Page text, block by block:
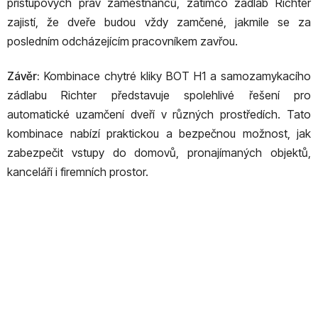
zajistí, že dveře budou vždy zamčené, jakmile se za
posledním odcházejícím pracovníkem zavřou.
Závěr: Kombinace chytré kliky BOT H1 a samozamykacího
zádlabu Richter představuje spolehlivé řešení pro
automatické uzamčení dveří v různých prostředích. Tato
kombinace nabízí praktickou a bezpečnou možnost, jak
zabezpečit vstupy do domovů, pronajímaných objektů,
kanceláří i firemních prostor.